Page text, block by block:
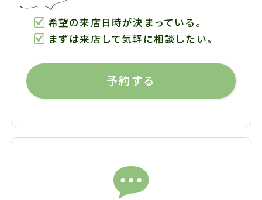
希望の来店日時が決まっている。
まずは来店して気軽に相談したい。
予約する